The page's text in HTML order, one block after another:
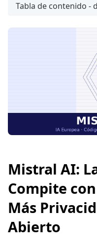
Tabla de contenido -
Mistral AI:
Compite
Más
Abierto